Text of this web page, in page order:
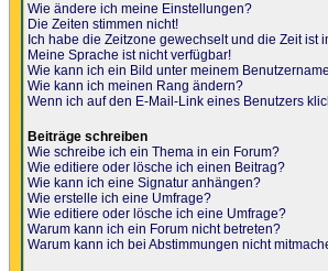
Wie ändere ich meine Einstellungen?
Die Zeiten stimmen nicht!
Ich habe die Zeitzone gewechselt und die Zeit ist
Meine Sprache ist nicht verfügbar!
Wie kann ich ein Bild unter meinem
Wie kann ich meinen Rang ändern?
Wenn ich auf den E-Mail-Link eines Benutzers
Beiträge schreiben
Wie schreibe ich ein Thema in ein Forum?
Wie editiere oder lösche ich einen Beitrag?
Wie kann ich eine Signatur anhängen?
Wie erstelle ich eine Umfrage?
Wie editiere oder lösche ich eine Umfrage?
Warum kann ich ein Forum nicht betreten?
Warum kann ich bei Abstimmungen nicht